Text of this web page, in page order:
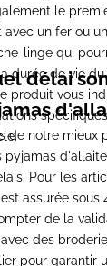
le
un fer ou
linge qui
durée de vie du
produit vous
délai
de notre mieux
pyjamas
Pour les
assurée sous
de la
des
pour garantir